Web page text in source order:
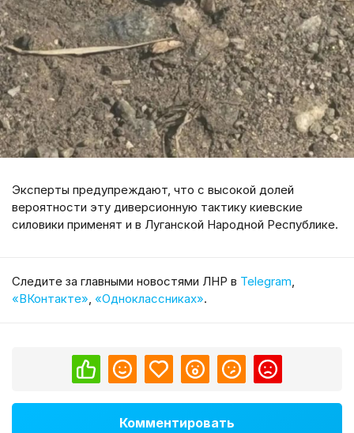
Эксперты предупреждают, что с высокой долей
вероятности эту диверсионную тактику киевские
силовики применят и в Луганской Народной Республике.
Cледите за главными новостями ЛНР в Telegram,
«ВКонтакте», «Одноклассниках».
Комментировать